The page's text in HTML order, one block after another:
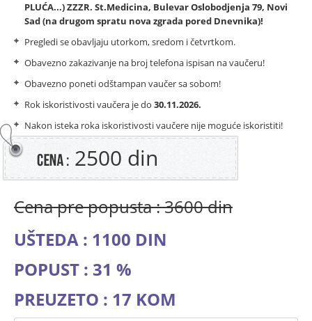
PLUĆA...) ZZZR. St.Medicina, Bulevar Oslobodjenja 79, Novi
Sad (na drugom spratu nova zgrada pored Dnevnika)!
Pregledi se obavljaju utorkom, sredom i četvrtkom.
Obavezno zakazivanje na broj telefona ispisan na vaučeru!
Obavezno poneti odštampan vaučer sa sobom!
Rok iskoristivosti vaučera je do 30.11.2026.
Nakon isteka roka iskoristivosti vaučere nije moguće iskoristiti!
2500 din
Cena pre popusta : 3600 din
UŠTEDA : 1100 DIN
POPUST : 31 %
PREUZETO : 17 KOM